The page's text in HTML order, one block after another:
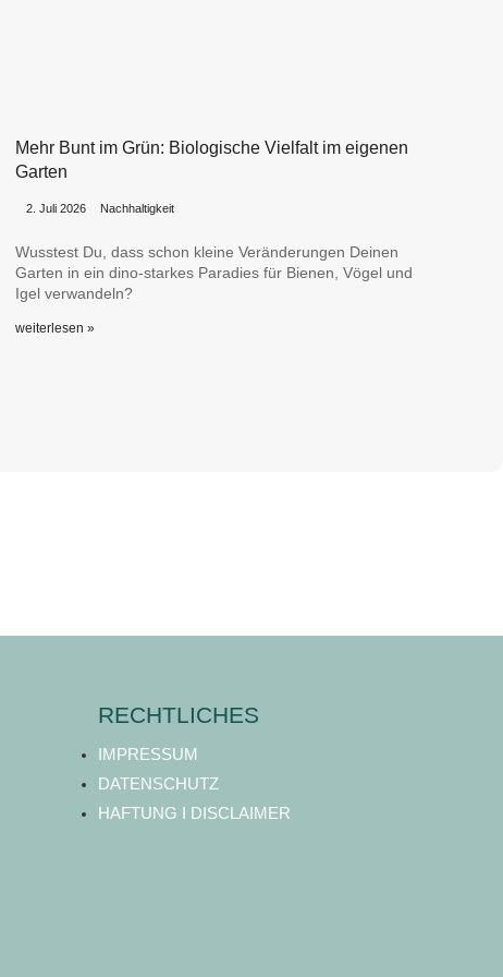
Mehr Bunt im Grün: Biologische Vielfalt im eigenen
Garten
2. Juli 2026 Nachhaltigkeit
Wusstest Du, dass schon kleine Veränderungen Deinen
Garten in ein dino-starkes Paradies für Bienen, Vögel und
Igel verwandeln?
weiterlesen »
RECHTLICHES
IMPRESSUM
DATENSCHUTZ
HAFTUNG I DISCLAIMER